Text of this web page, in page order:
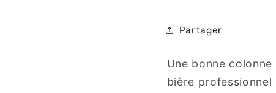
Partager
Une bonne
bière